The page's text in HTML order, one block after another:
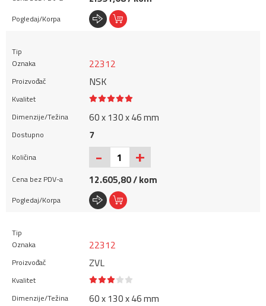
22312
NSK
60 x 130 x 46 mm
7
- +
12.605,80 / kom
22312
ZVL
60 x 130 x 46 mm